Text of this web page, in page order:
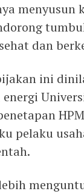
menyusun
dan
ini
pelaku